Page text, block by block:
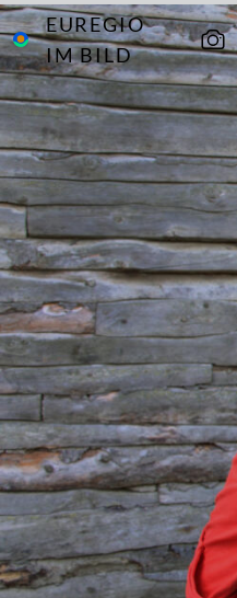
EUREGIO
IM BILD
Archiv 6808